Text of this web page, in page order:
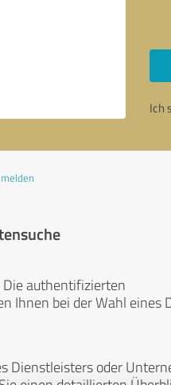
Ich
Die authentifizierten
Ihnen bei der Wahl eines
Dienstleisters oder